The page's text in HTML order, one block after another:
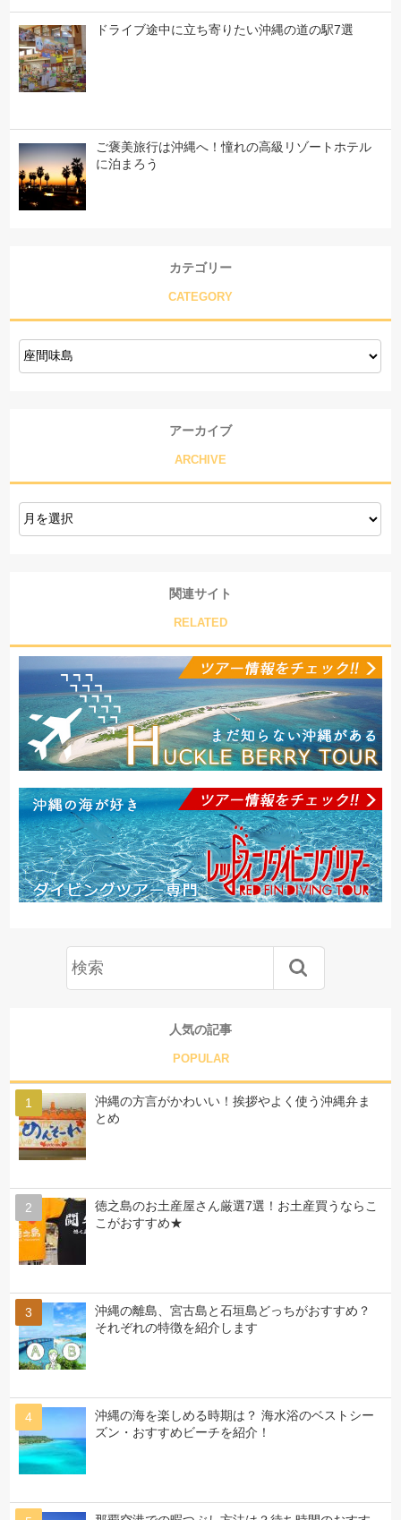
ドライブ途中に立ち寄りたい沖縄の道の駅7選
ご褒美旅行は沖縄へ！憧れの高級リゾートホテル
に泊まろう
カテゴリー
CATEGORY
アーカイブ
ARCHIVE
関連サイト
RELATED
人気の記事
POPULAR
沖縄の方言がかわいい！挨拶やよく使う沖縄弁ま
とめ
徳之島のお土産屋さん厳選7選！お土産買うならこ
こがおすすめ★
沖縄の離島、宮古島と石垣島どっちがおすすめ？
それぞれの特徴を紹介します
沖縄の海を楽しめる時期は？ 海水浴のベストシー
ズン・おすすめビーチを紹介！